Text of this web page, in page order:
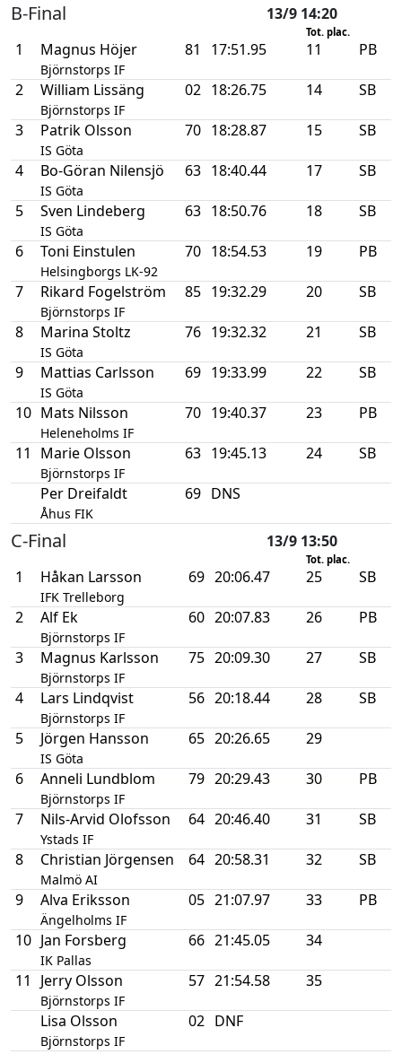
B-Final 13/9 14:20
Tot. plac.
1 Magnus Höjer
Björnstorps IF
81 17:51.95 11 PB
2 William Lissäng
Björnstorps IF
02 18:26.75 14 SB
3 Patrik Olsson
IS Göta
70 18:28.87 15 SB
4 Bo-Göran Nilensjö
IS Göta
63 18:40.44 17 SB
5 Sven Lindeberg
IS Göta
63 18:50.76 18 SB
6 Toni Einstulen
Helsingborgs LK-92
70 18:54.53 19 PB
7 Rikard Fogelström
Björnstorps IF
85 19:32.29 20 SB
8 Marina Stoltz
IS Göta
76 19:32.32 21 SB
9 Mattias Carlsson
IS Göta
69 19:33.99 22 SB
10 Mats Nilsson
Heleneholms IF
70 19:40.37 23 PB
11 Marie Olsson
Björnstorps IF
63 19:45.13 24 SB
Per Dreifaldt
Åhus FIK
69 DNS
C-Final 13/9 13:50
Tot. plac.
1 Håkan Larsson
IFK Trelleborg
69 20:06.47 25 SB
2 Alf Ek
Björnstorps IF
60 20:07.83 26 PB
3 Magnus Karlsson
Björnstorps IF
75 20:09.30 27 SB
4 Lars Lindqvist
Björnstorps IF
56 20:18.44 28 SB
5 Jörgen Hansson
IS Göta
65 20:26.65 29
6 Anneli Lundblom
Björnstorps IF
79 20:29.43 30 PB
7 Nils-Arvid Olofsson
Ystads IF
64 20:46.40 31 SB
8 Christian Jörgensen
Malmö AI
64 20:58.31 32 SB
9 Alva Eriksson
Ängelholms IF
05 21:07.97 33 PB
10 Jan Forsberg
IK Pallas
66 21:45.05 34
11 Jerry Olsson
Björnstorps IF
57 21:54.58 35
Lisa Olsson
Björnstorps IF
02 DNF